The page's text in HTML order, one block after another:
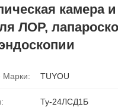
камера
ЛОР,
Марки: TUYOU
Ту-24ЛСД1Б